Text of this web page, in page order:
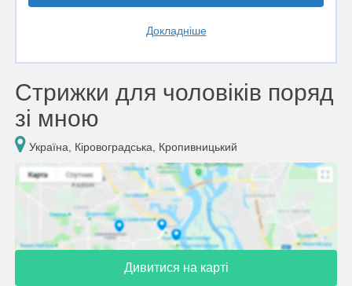
Докладніше
Стрижки для чоловіків поряд
зі мною
Україна, Кіровоградська, Кропивницький
Дивитися на карті